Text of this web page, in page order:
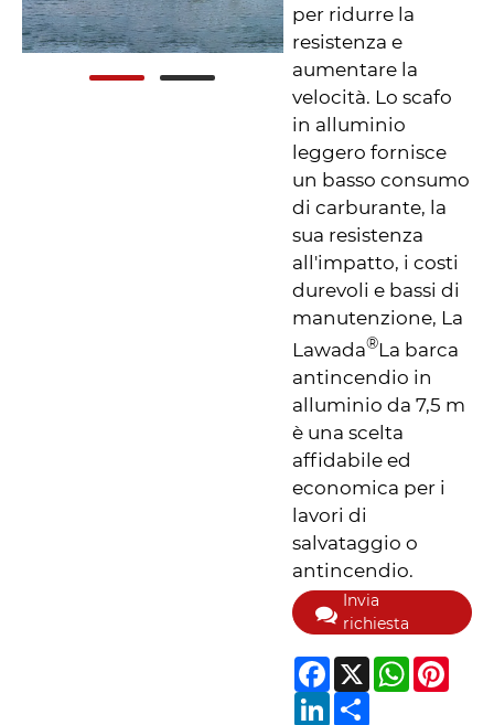
per ridurre la
resistenza e
aumentare la
velocità. Lo scafo
in alluminio
leggero fornisce
un basso consumo
di carburante, la
sua resistenza
all'impatto, i costi
durevoli e bassi di
manutenzione, La
Lawada®La barca
antincendio in
alluminio da 7,5 m
è una scelta
affidabile ed
economica per i
lavori di
salvataggio o
antincendio.
Invia
richiesta
Facebook
X WhatsApp
LinkedInShare